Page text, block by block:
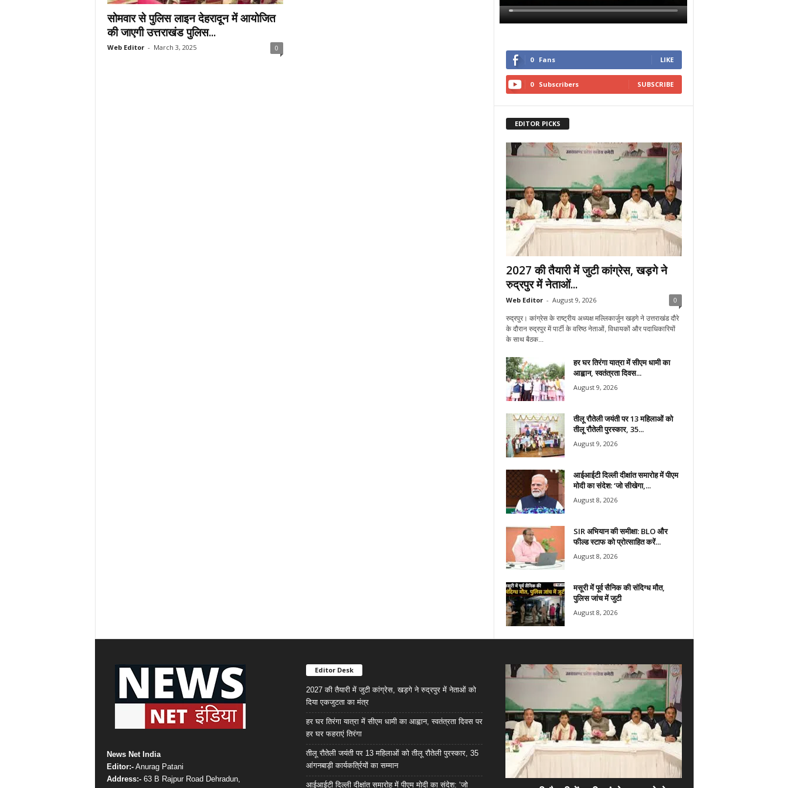
सोमवार से पुलिस लाइन देहरादून में आयोजित
की जाएगी उत्तराखंड पुलिस...
Web Editor - March 3, 2025 0
0 Fans LIKE
0 Subscribers SUBSCRIBE
EDITOR PICKS
2027 की तैयारी में जुटी कांग्रेस, खड़गे ने
रुद्रपुर में नेताओं...
Web Editor - August 9, 2026 0
रुद्रपुर। कांग्रेस के राष्ट्रीय अध्यक्ष मल्लिकार्जुन खड़गे ने उत्तराखंड दौरे
के दौरान रुद्रपुर में पार्टी के वरिष्ठ नेताओं, विधायकों और पदाधिकारियों
के साथ बैठक...
हर घर तिरंगा यात्रा में सीएम धामी का
आह्वान, स्वतंत्रता दिवस...
August 9, 2026
तीलू रौतेली जयंती पर 13 महिलाओं को
तीलू रौतेली पुरस्कार, 35...
August 9, 2026
आईआईटी दिल्ली दीक्षांत समारोह में पीएम
मोदी का संदेश: ‘जो सीखेगा,...
August 8, 2026
SIR अभियान की समीक्षा: BLO और
फील्ड स्टाफ को प्रोत्साहित करें...
August 8, 2026
मसूरी में पूर्व सैनिक की संदिग्ध मौत,
पुलिस जांच में जुटी
August 8, 2026
News Net India
Editor:-Anurag Patani
Address:-63 B Rajpur Road Dehradun,
Editor Desk
2027 की तैयारी में जुटी कांग्रेस, खड़गे ने रुद्रपुर में नेताओं को
दिया एकजुटता का मंत्र
हर घर तिरंगा यात्रा में सीएम धामी का आह्वान, स्वतंत्रता दिवस पर
हर घर फहराएं तिरंगा
तीलू रौतेली जयंती पर 13 महिलाओं को तीलू रौतेली पुरस्कार, 35
आंगनबाड़ी कार्यकर्त्रियों का सम्मान
आईआईटी दिल्ली दीक्षांत समारोह में पीएम मोदी का संदेश: ‘जो